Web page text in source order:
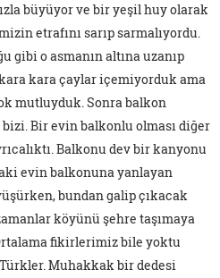
büyüyor ve bir yeşil huy olarak
etrafını sarıp sarmalıyordu.
gibi o asmanın altına uzanıp
kara çaylar içemiyorduk ama
mutluyduk. Sonra balkon
bizi. Bir evin balkonlu olması diğer
Balkonu dev bir kanyonu
evin balkonuna yanlayan
bundan galip çıkacak
köyünü şehre taşımaya
fikirlerimiz bile yoktu
Muhakkak bir dedesi